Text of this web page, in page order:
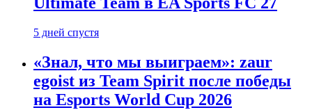
5 дней спустя
«Знал, что мы выиграем»: zaur
egoist из Team Spirit после победы
на Esports World Cup 2026